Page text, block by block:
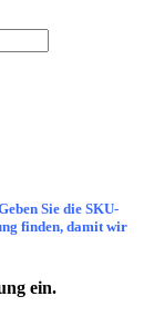
Sie die SKU-
finden, damit wir
ein.